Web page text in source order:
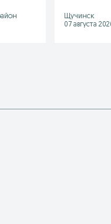
Щучинск
07 августа